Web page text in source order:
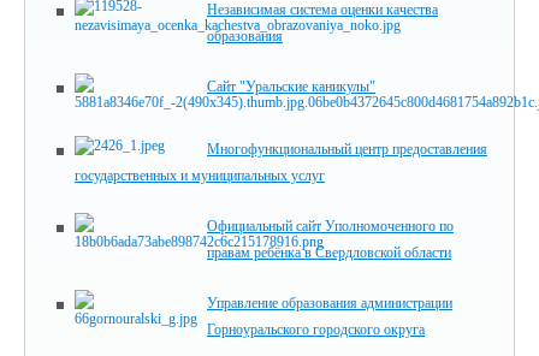
Независимая система оценки качества
образования
Сайт "Уральские каникулы"
Многофункциональный центр предоставления
государственных и муниципальных услуг
Официальный сайт Уполномоченного по
правам ребёнка в Свердловской области
Управление образования администрации
Горноуральского городского округа